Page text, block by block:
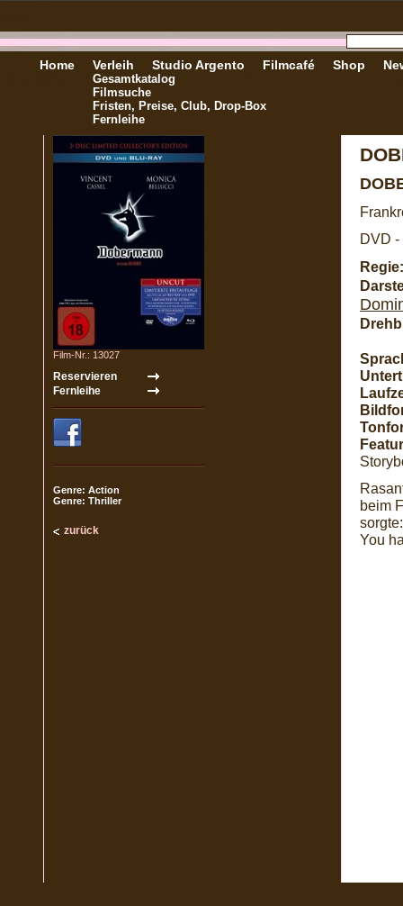
Home Verleih
Gesamtkatalog
Filmsuche
Fristen, Preise, Club, Drop-Box
Fernleihe
Studio Argento Filmcafé Shop
Film-Nr.: 13027
Genre: Action
Genre: Thriller
zurück
DVD -
Regie:
beim
You